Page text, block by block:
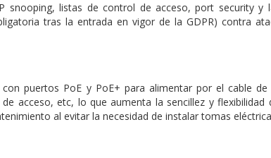
snooping, listas de control de acceso, port security y
tras la entrada en vigor de la GDPR) contra
puertos PoE y PoE+ para alimentar por el cable
acceso, etc, lo que aumenta la sencillez y
al evitar la necesidad de instalar tomas